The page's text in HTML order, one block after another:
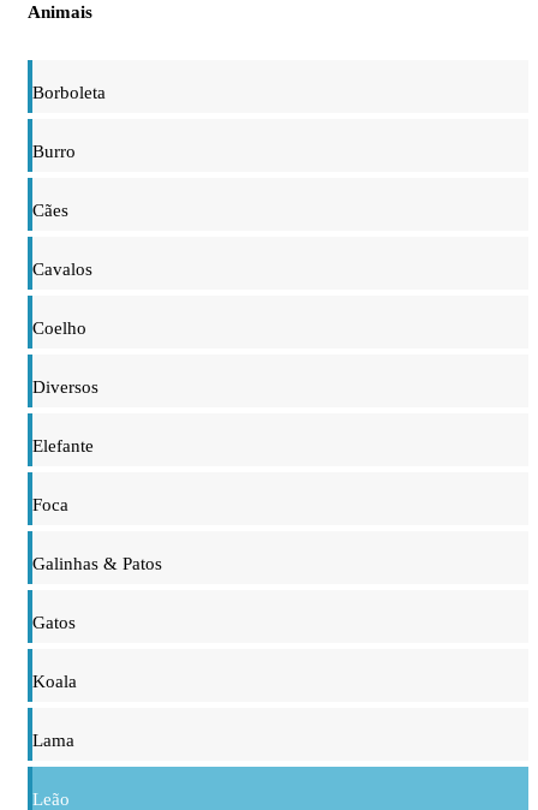
Animais
Borboleta
Burro
Cães
Cavalos
Coelho
Diversos
Elefante
Foca
Galinhas & Patos
Gatos
Koala
Lama
Leão